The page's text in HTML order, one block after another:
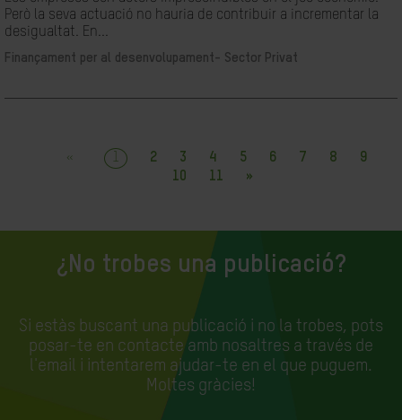
Però la seva actuació no hauria de contribuir a incrementar la
desigualtat. En...
Finançament per al desenvolupament- Sector Privat
« 1 2 3 4 5 6 7 8
9
10
11 »
¿No trobes una publicació?
Si estàs buscant una publicació i no la trobes, pots
posar-te en contacte amb nosaltres a través de
l'email i intentarem ajudar-te en el que puguem.
Moltes gràcies!